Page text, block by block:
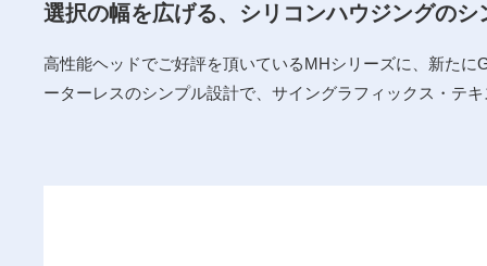
選択の幅を広げる、シリコンハウジングのシ
高性能ヘッドでご好評を頂いているMHシリーズに、新た
ーターレスのシンプル設計で、サイングラフィックス・テ